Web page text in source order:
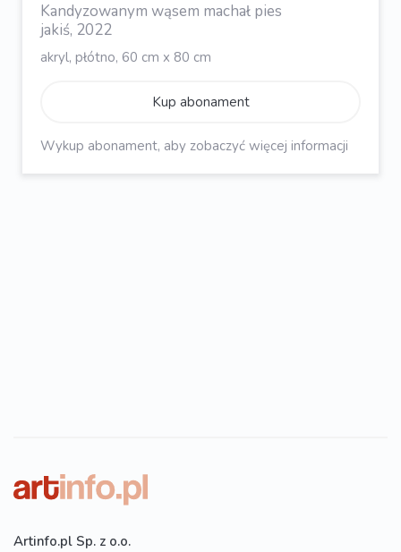
Kandyzowanym wąsem machał pies
jakiś, 2022
akryl, płótno, 60 cm x 80 cm
Kup abonament
Wykup abonament, aby zobaczyć więcej informacji
Artinfo.pl Sp. z o.o.